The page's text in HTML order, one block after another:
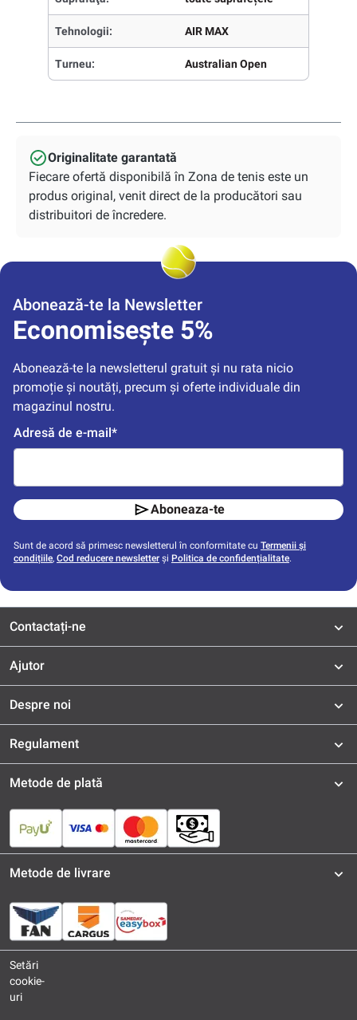
Tehnologii: AIR MAX
Turneu: Australian Open
Originalitate garantată
Fiecare ofertă disponibilă în Zona de tenis este un
produs original, venit direct de la producători sau
distribuitori de încredere.
Abonează-te la Newsletter
Economisește 5%
Abonează-te la newsletterul gratuit și nu rata nicio
promoție și noutăți, precum și oferte individuale din
magazinul nostru.
Adresă de e-mail*
Aboneaza-te
Sunt de acord să primesc newsletterul în conformitate cu Termenii și
condițiile, Cod reducere newsletter și Politica de confidențialitate.
Contactați-ne
Ajutor
Despre noi
Regulament
Metode de plată
Metode de livrare
Setări
cookie-
uri